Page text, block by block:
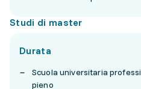
Studi di master
Durata
Scuola universitaria
pieno